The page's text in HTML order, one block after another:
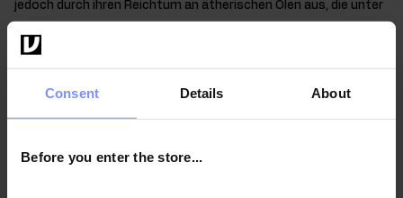
Consent Details About
Before you enter the store...
jedoch durch ihren Reichtum an ätherischen Ölen aus, die unter
sowie in Nahrungsergänzungsmitteln verwendet werden.